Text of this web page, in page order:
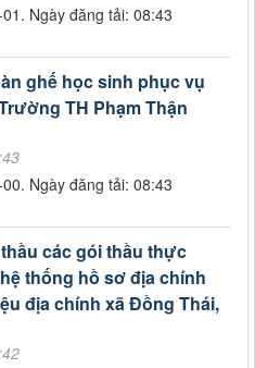
Ngày đăng tải: 08:43
ghế học sinh phục vụ
TH Phạm Thận
Ngày đăng tải: 08:43
các gói thầu thực
thống hồ sơ địa chính
địa chính xã Đồng Thái,